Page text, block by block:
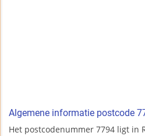
Algemene informatie postcode
Het postcodenummer 7794 ligt in